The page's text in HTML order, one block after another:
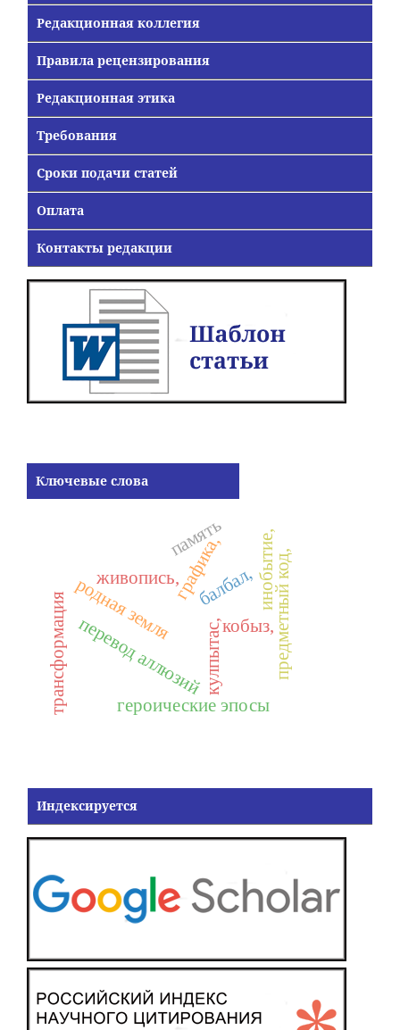
Редакционная коллегия
Правила рецензирования
Редакционная этика
Требования
Сроки подачи статей
Оплата
Контакты редакции
Ключевые слова
живопись,графика,
кобыз,
балбал,
кулпытас, предметный код,
инобытие,
память
перевод аллюзий
трансформацияродная земля
героические эпосы
Индексируется